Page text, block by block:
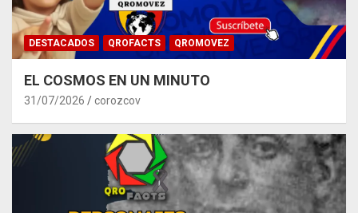
DESTACADOS QROFACTS QROMOVEZ
EL COSMOS EN UN MINUTO
31/07/2026 corozcov